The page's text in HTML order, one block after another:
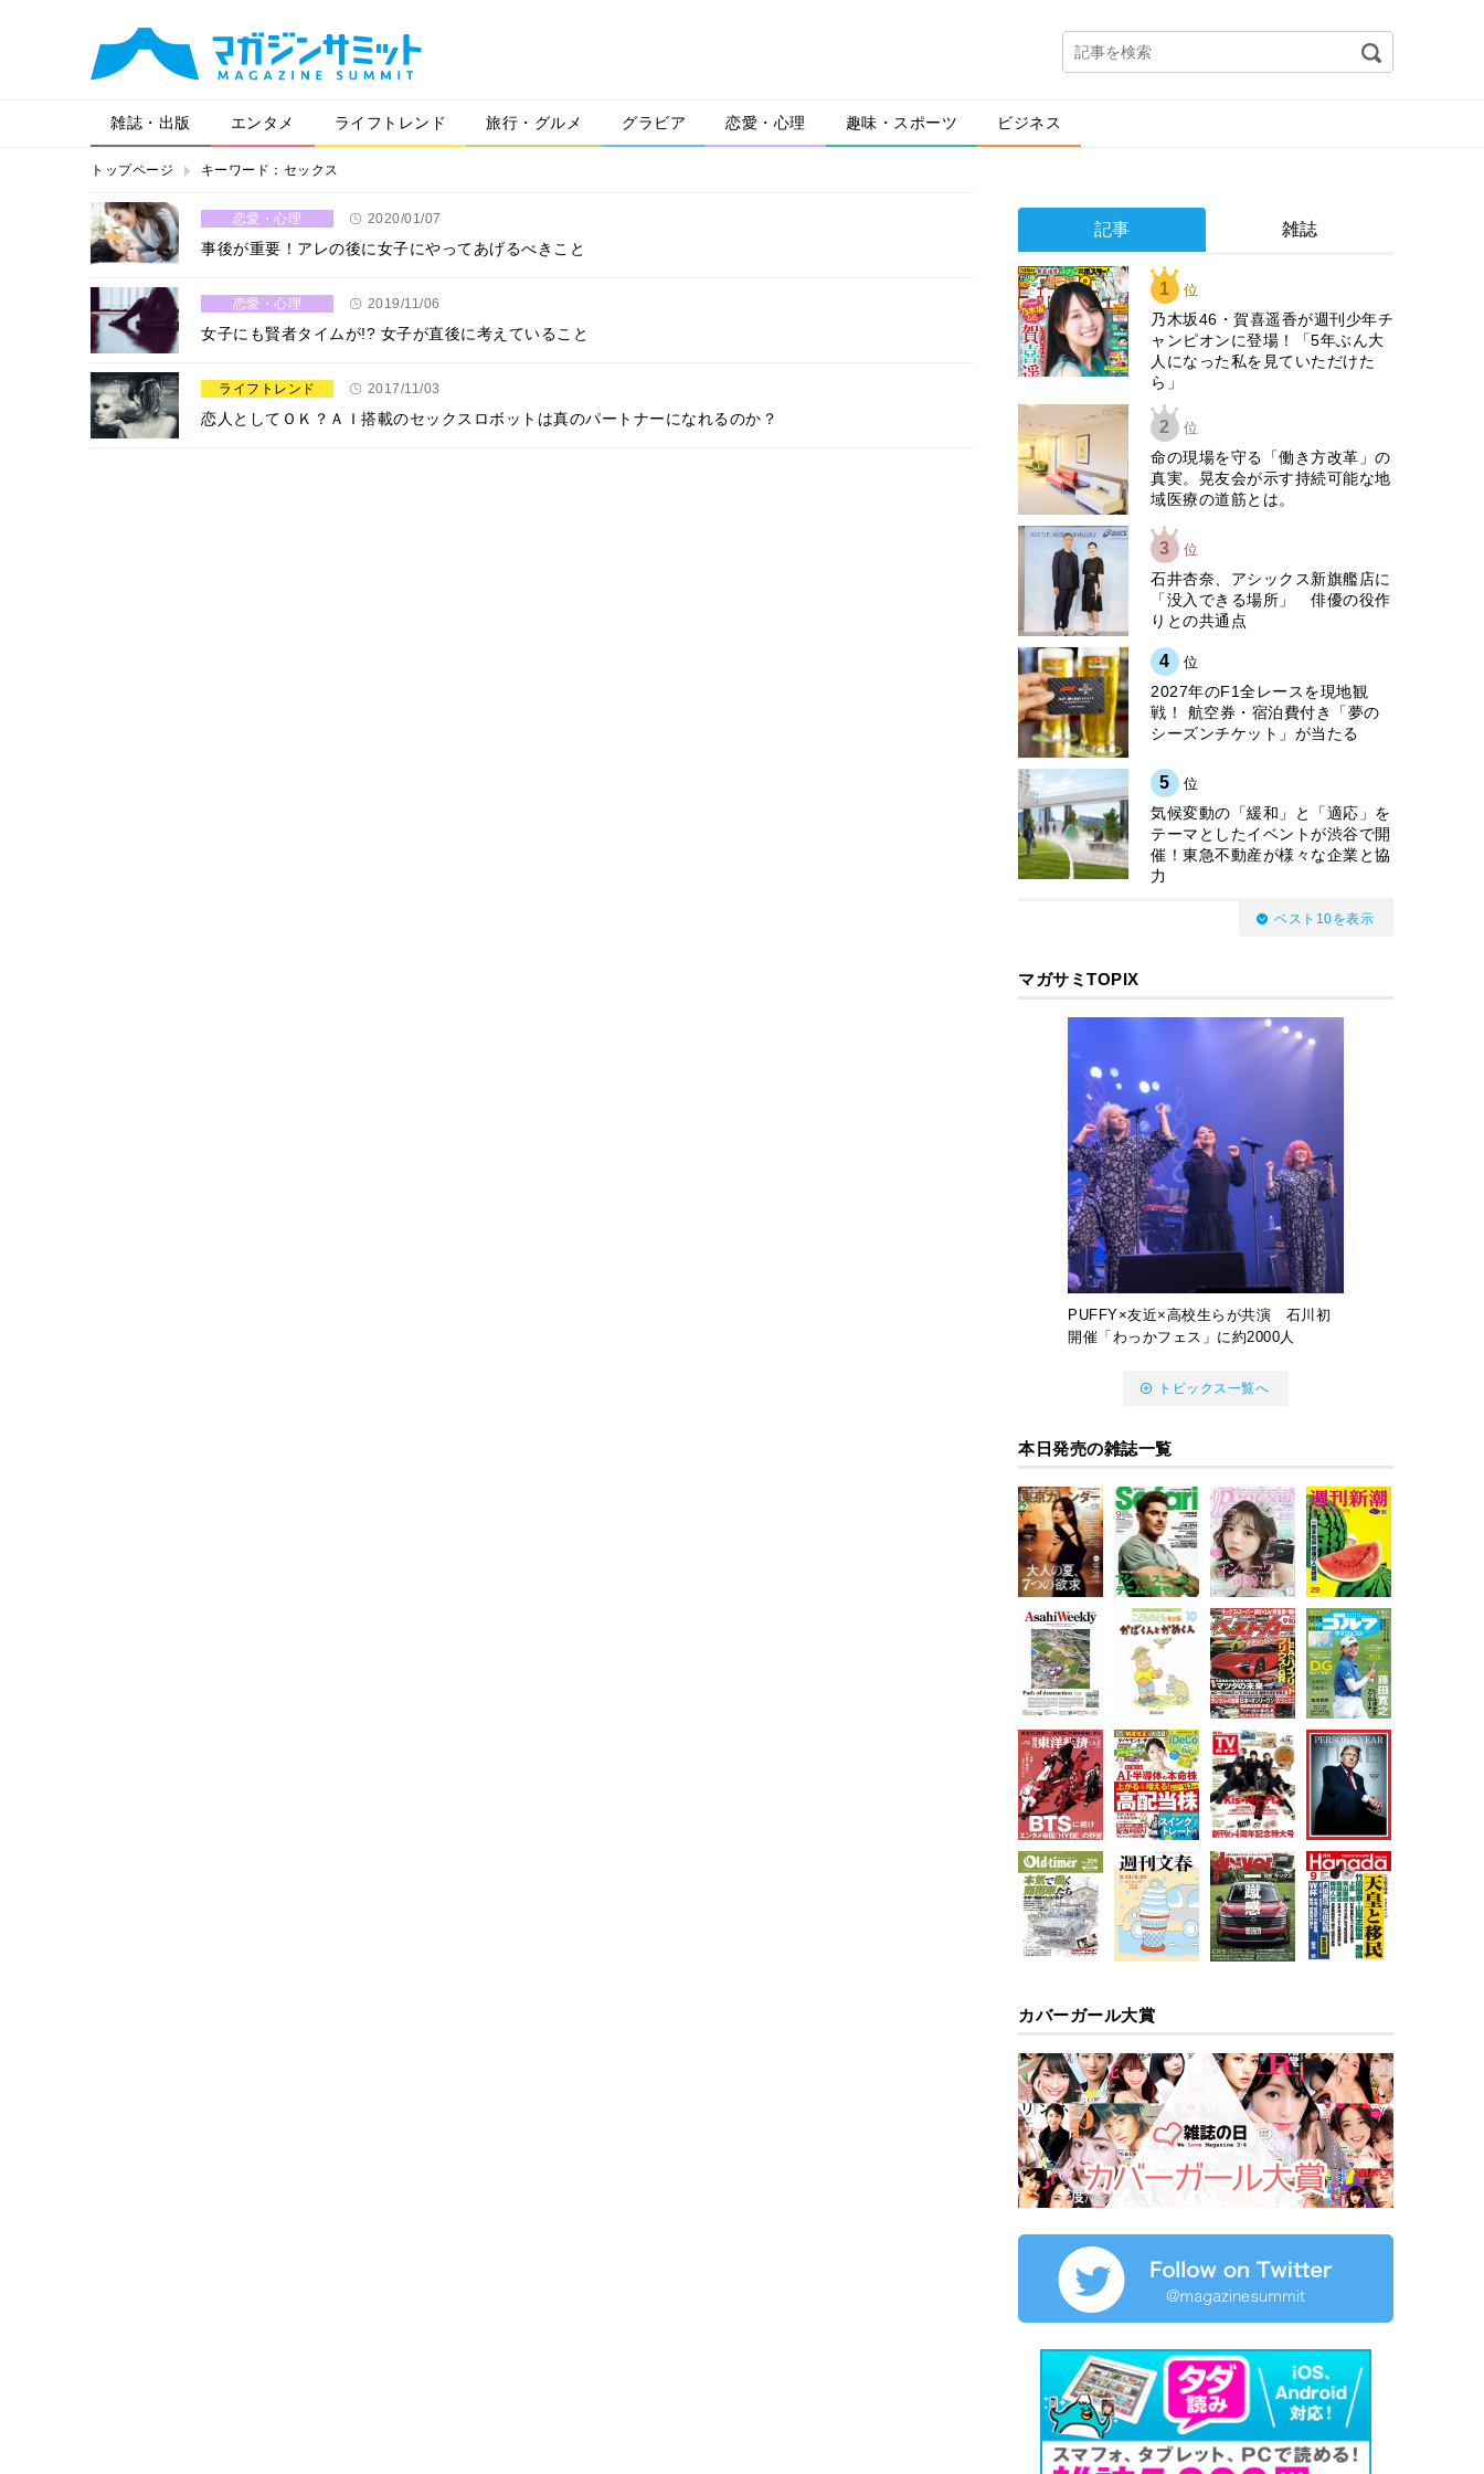
雑誌・出版 エンタメ ライフトレンド 旅行・グルメ グラビア 恋愛・心理 趣味・スポーツ ビジネス
トップページ キーワード：セックス
恋愛・心理 2020/01/07
事後が重要！アレの後に女子にやってあげるべきこと
恋愛・心理 2019/11/06
女子にも賢者タイムが!? 女子が直後に考えていること
ライフトレンド 2017/11/03
恋人としてＯＫ？ＡＩ搭載のセックスロボットは真のパートナーになれるのか？
記事 雑誌
1 位
乃木坂46・賀喜遥香が週刊少年チ
ャンピオンに登場！「5年ぶん大
人になった私を見ていただけた
ら」
2 位
​命の現場を守る「働き方改革」の
真実。晃友会が示す持続可能な地
域医療の道筋とは。
3 位
石井杏奈、アシックス新旗艦店に
「没入できる場所」 俳優の役作
りとの共通点
4 位
2027年のF1全レースを現地観
戦！ 航空券・宿泊費付き「夢の
シーズンチケット」が当たる
5 位
気候変動の「緩和」と「適応」を
テーマとしたイベントが渋谷で開
催！東急不動産が様々な企業と協
力
ベスト10を表示
マガサミTOPIX
PUFFY×友近×高校生らが共演 石川初
開催「わっかフェス」に約2000人
トピックス一覧へ
本日発売の雑誌一覧
カバーガール大賞